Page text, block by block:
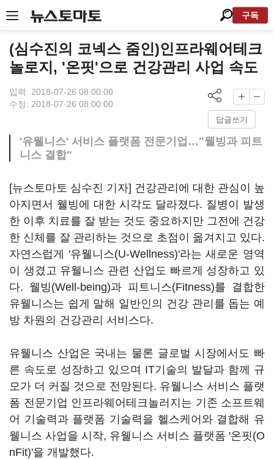
구독
(심수진의 코넥스 줌인)인프라웨어테크
놀로지, '온핏'으로 건강관리 사업 속도
입력: 2018-07-26 08:00:00
수정: 2018-07-26 08:00:00
답글쓰기
'유웰니스' 서비스 플랫폼 전문기업…"웰빙과 피트
니스 결합"
[뉴스토마토 심수진 기자] 건강관리에 대한 관심이 높
아지면서 웰빙에 대한 시각도 달라졌다. 질병이 발생
한 이후 치료를 잘 받는 것도 중요하지만 그전에 건강
한 신체를 잘 관리하는 것으로 초점이 옮겨지고 있다.
자연스럽게 '유웰니스(U-Wellness)'라는 새로운 영역
이 생겼고 유웰니스 관련 산업도 빠르게 성장하고 있
다. 웰빙(Well-being)과 피트니스(Fitness)를 결합한
유웰니스는 쉽게 말해 일반인의 건강 관리를 돕는 예
방 차원의 건강관리 서비스다.
유웰니스 산업은 국내는 물론 글로벌 시장에서도 빠
른 속도로 성장하고 있으며 IT기술의 발달과 함께 규
모가 더 커질 것으로 전망된다. 유웰니스 서비스 플랫
폼 전문기업 인프라웨어테크놀러지는 기존 소프트웨
어 기술력과 플랫폼 기술력을 헬스케어와 결합해 유
웰니스 사업을 시작, 유웰니스 서비스 플랫폼 '온핏(O
nFit)'을 개발했다.